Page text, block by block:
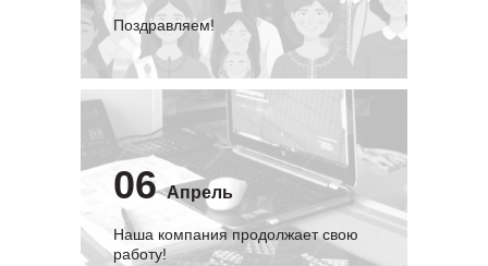
Поздравляем!
06 Апрель
Наша компания продолжает свою
работу!